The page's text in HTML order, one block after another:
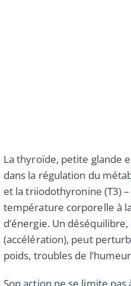
La thyroïde, petite glande
dans la régulation du
et la triiodothyronine (T3)
température corporelle à
d’énergie. Un
(accélération), peut
poids, troubles de